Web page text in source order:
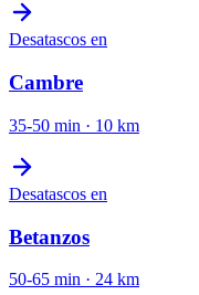
Desatascos en
Cambre
35-50 min · 10 km
Desatascos en
Betanzos
50-65 min · 24 km